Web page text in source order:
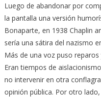
Luego de abandonar por
la pantalla una versión
Bonaparte, en 1938 Chaplin
sería una sátira del nazismo
Más de una voz puso
Eran tiempos de
no intervenir en otra
opinión pública. Por otro